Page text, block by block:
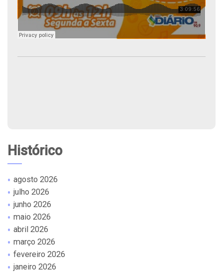
Histórico
agosto 2026
julho 2026
junho 2026
maio 2026
abril 2026
março 2026
fevereiro 2026
janeiro 2026